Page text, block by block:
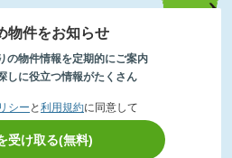
物件をお知らせ
の物件情報を定期的にご案内
しに役立つ情報がたくさん
シー と 利用規約に同意して
受け取る(無料)